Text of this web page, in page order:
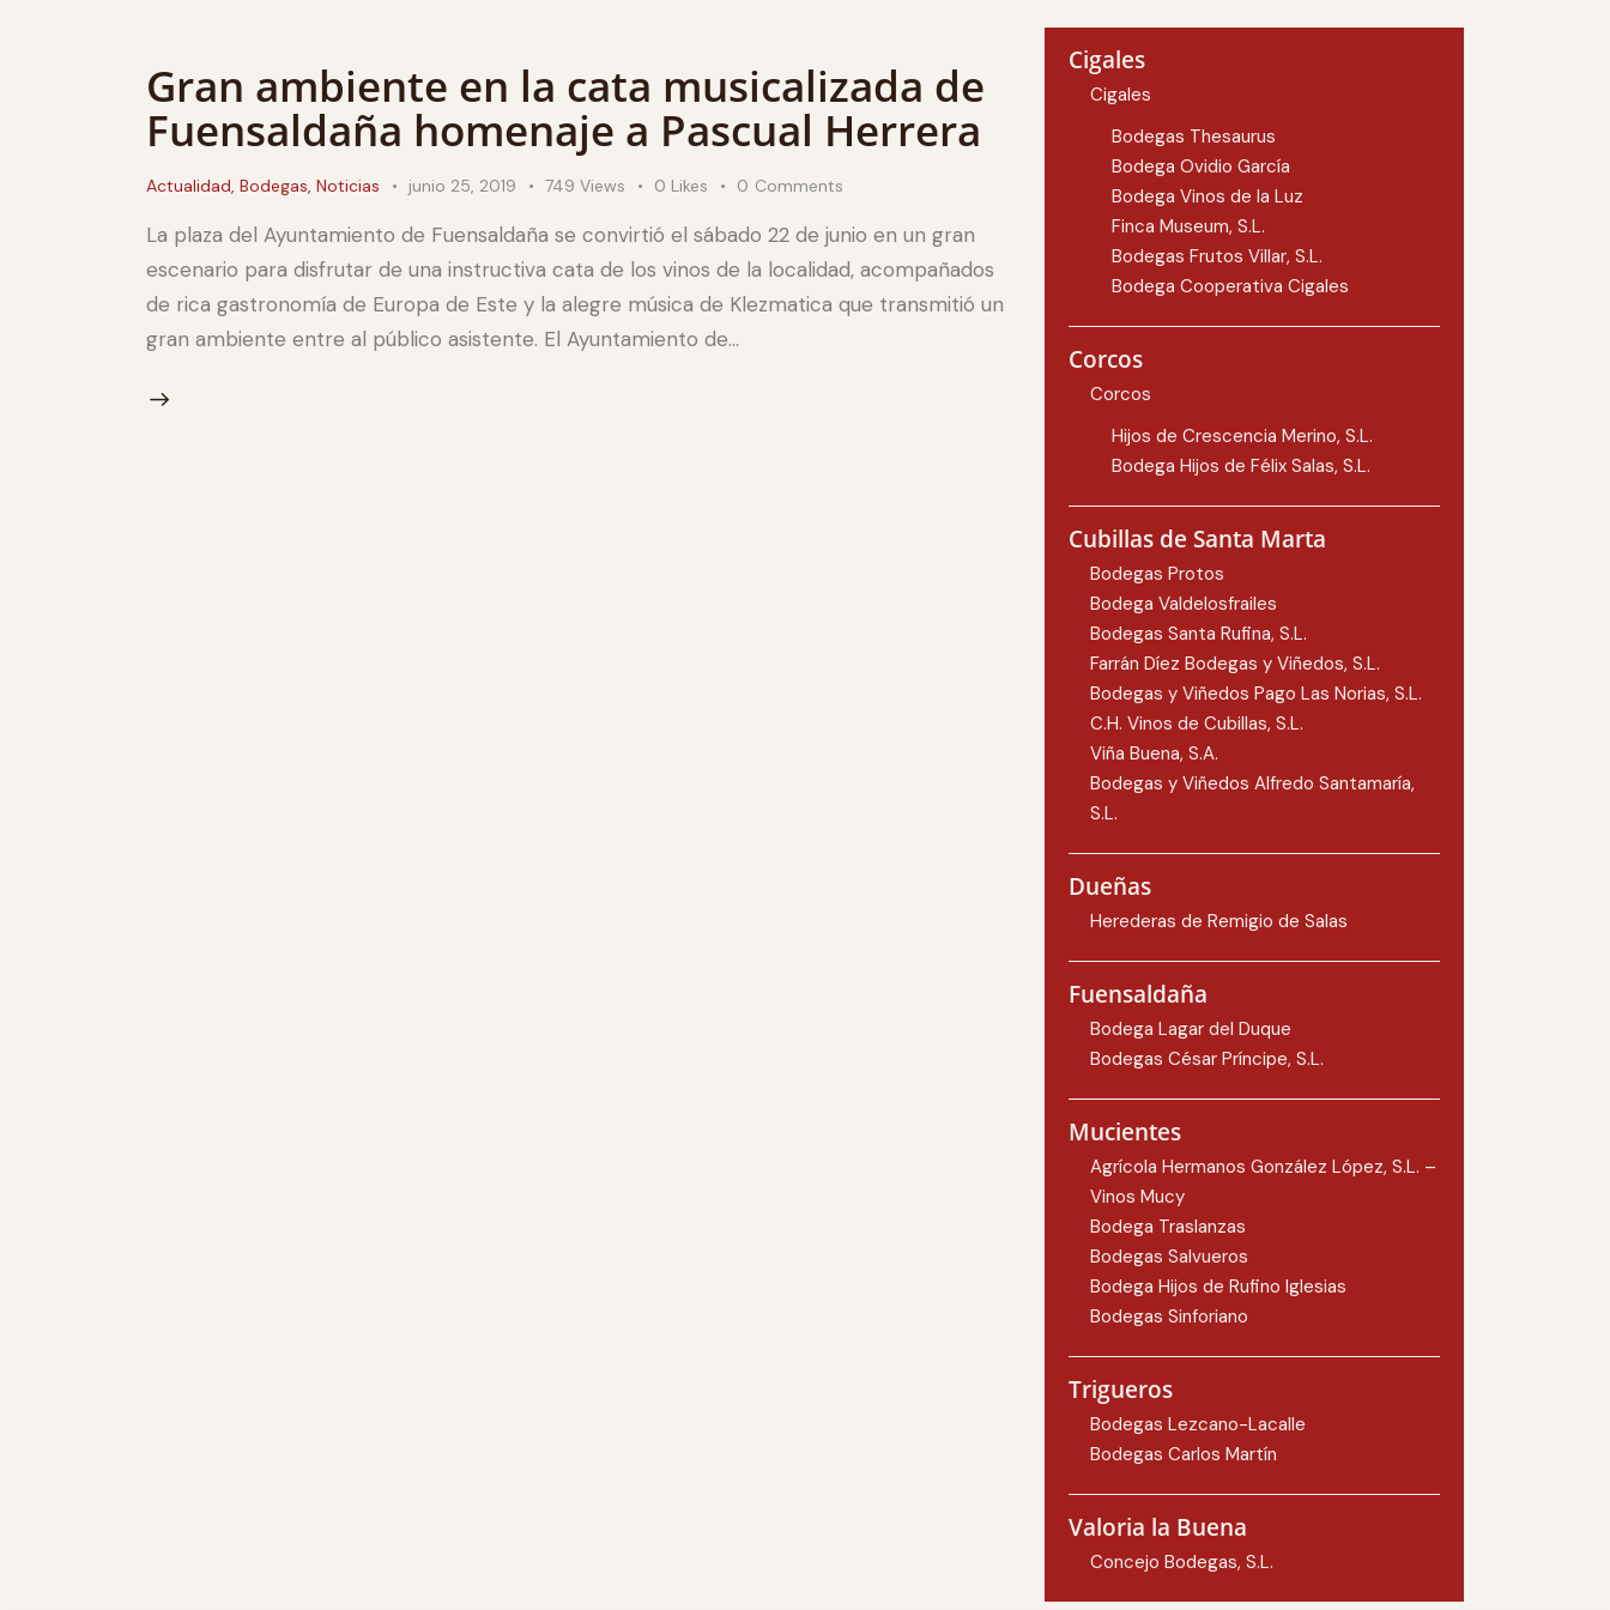
Gran ambiente en la cata musicalizada de
Fuensaldaña homenaje a Pascual Herrera
Actualidad, Bodegas, Noticias junio 25, 2019 749 Views 0 Likes 0 Comments
La plaza del Ayuntamiento de Fuensaldaña se convirtió el sábado 22 de junio en un gran
escenario para disfrutar de una instructiva cata de los vinos de la localidad, acompañados
de rica gastronomía de Europa de Este y la alegre música de Klezmatica que transmitió un
gran ambiente entre al público asistente. El Ayuntamiento de…
Cigales
Cigales
Bodegas Thesaurus
Bodega Ovidio García
Bodega Vinos de la Luz
Finca Museum, S.L.
Bodegas Frutos Villar, S.L.
Bodega Cooperativa Cigales
Corcos
Corcos
Hijos de Crescencia Merino, S.L.
Bodega Hijos de Félix Salas, S.L.
Cubillas de Santa Marta
Bodegas Protos
Bodega Valdelosfrailes
Bodegas Santa Rufina, S.L.
Farrán Díez Bodegas y Viñedos, S.L.
Bodegas y Viñedos Pago Las Norias, S.L.
C.H. Vinos de Cubillas, S.L.
Viña Buena, S.A.
Bodegas y Viñedos Alfredo Santamaría,
S.L.
Dueñas
Herederas de Remigio de Salas
Fuensaldaña
Bodega Lagar del Duque
Bodegas César Príncipe, S.L.
Mucientes
Agrícola Hermanos González López, S.L. –
Vinos Mucy
Bodega Traslanzas
Bodegas Salvueros
Bodega Hijos de Rufino Iglesias
Bodegas Sinforiano
Trigueros
Bodegas Lezcano-Lacalle
Bodegas Carlos Martín
Valoria la Buena
Concejo Bodegas, S.L.